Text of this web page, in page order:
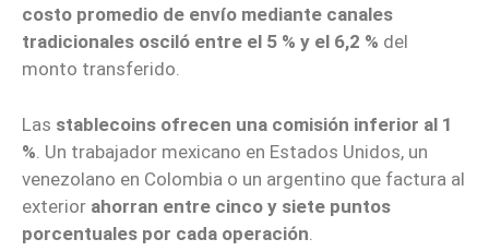
costo promedio de envío mediante canales
tradicionales osciló entre el 5 % y el 6,2 % del
monto transferido.
Las stablecoins ofrecen una comisión inferior al 1
% . Un trabajador mexicano en Estados Unidos, un
venezolano en Colombia o un argentino que factura al
exterior ahorran entre cinco y siete puntos
porcentuales por cada operación